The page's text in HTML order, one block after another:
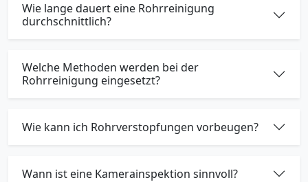
Wie lange dauert eine Rohrreinigung
durchschnittlich?
Welche Methoden werden bei der
Rohrreinigung eingesetzt?
Wie kann ich Rohrverstopfungen vorbeugen?
Wann ist eine Kamerainspektion sinnvoll?